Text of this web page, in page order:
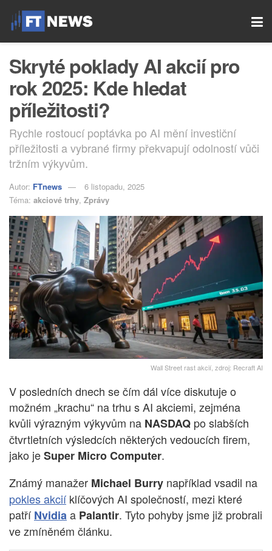
Skryté poklady AI akcií pro
rok 2025: Kde hledat
příležitosti?
Rychle rostoucí poptávka po AI mění investiční
příležitosti a vybrané firmy překvapují odolností vůči
tržním výkyvům.
Autor: FTnews
6 listopadu, 2025
Téma: akciové trhy, Zprávy
Wall Street rast akcií, zdroj: Recraft AI
V posledních dnech se čím dál více diskutuje o
možném „krachu“ na trhu s AI akciemi, zejména
kvůli výrazným výkyvům na NASDAQ po slabších
čtvrtletních výsledcích některých vedoucích firem,
jako jeSuper Micro Computer.
Známý manažer Michael Burry například vsadil na
pokles akciíklíčových AI společností, mezi které
patříNvidiaa Palantir. Tyto pohyby jsme již probrali
ve zmíněném článku.